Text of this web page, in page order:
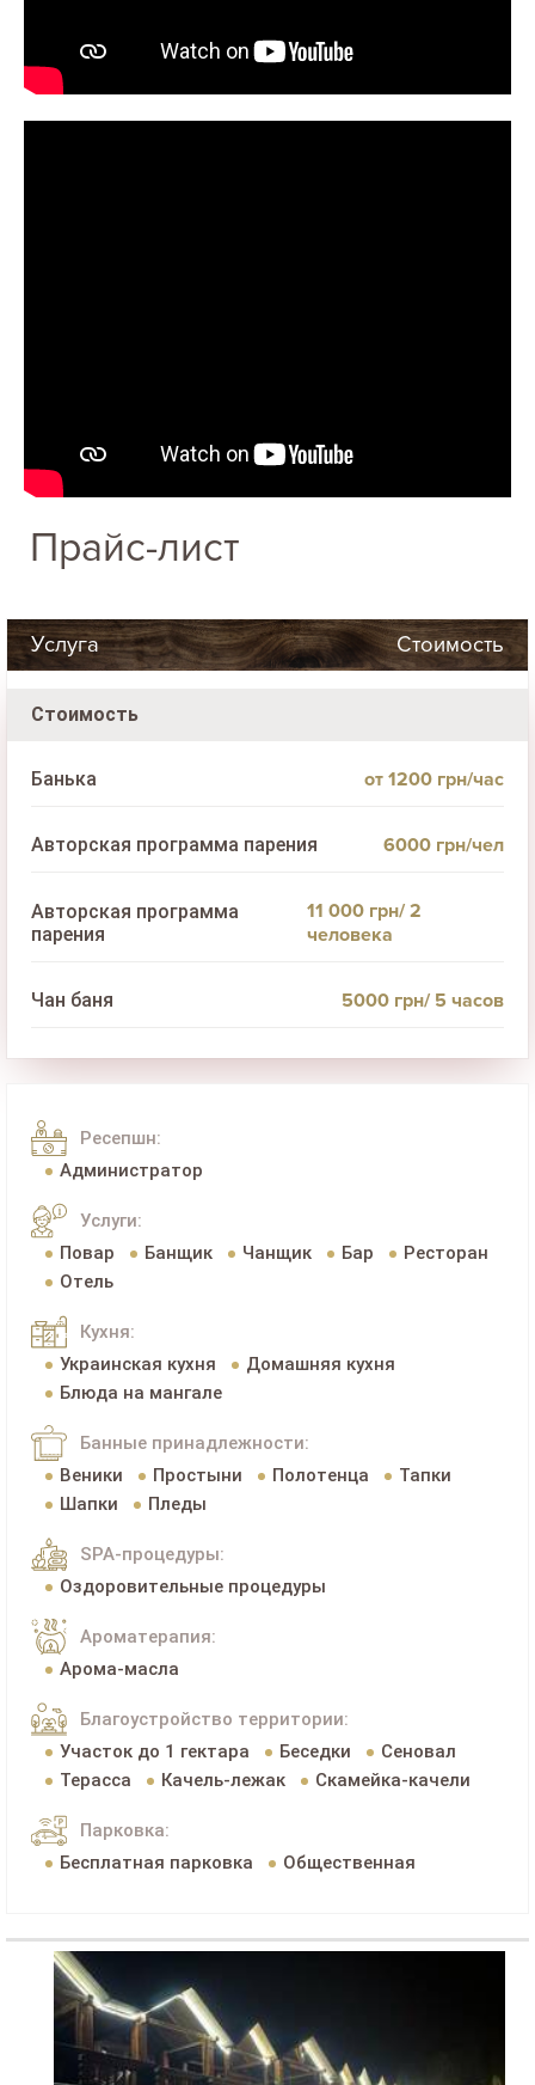
Прайс-лист
Услуга Стоимость
Стоимость
Банька от 1200 грн/час
Авторская программа парения 6000 грн/чел
Авторская программа
парения
11 000 грн/ 2
человека
Чан баня 5000 грн/ 5 часов
Ресепшн:
Администратор
Услуги:
Повар
Банщик Чанщик Бар
Ресторан
Отель
Кухня:
Украинская кухня
Домашняя кухня
Блюда на мангале
Банные принадлежности:
Веники
Простыни Полотенца
Тапки
Шапки
Пледы
SPA-процедуры:
Оздоровительные процедуры
Ароматерапия:
Арома-масла
Благоустройство территории:
Участок до 1 гектара
Беседки
Сеновал
Терасса
Качель-лежак Скамейка-качели
Парковка:
Бесплатная парковка
Общественная